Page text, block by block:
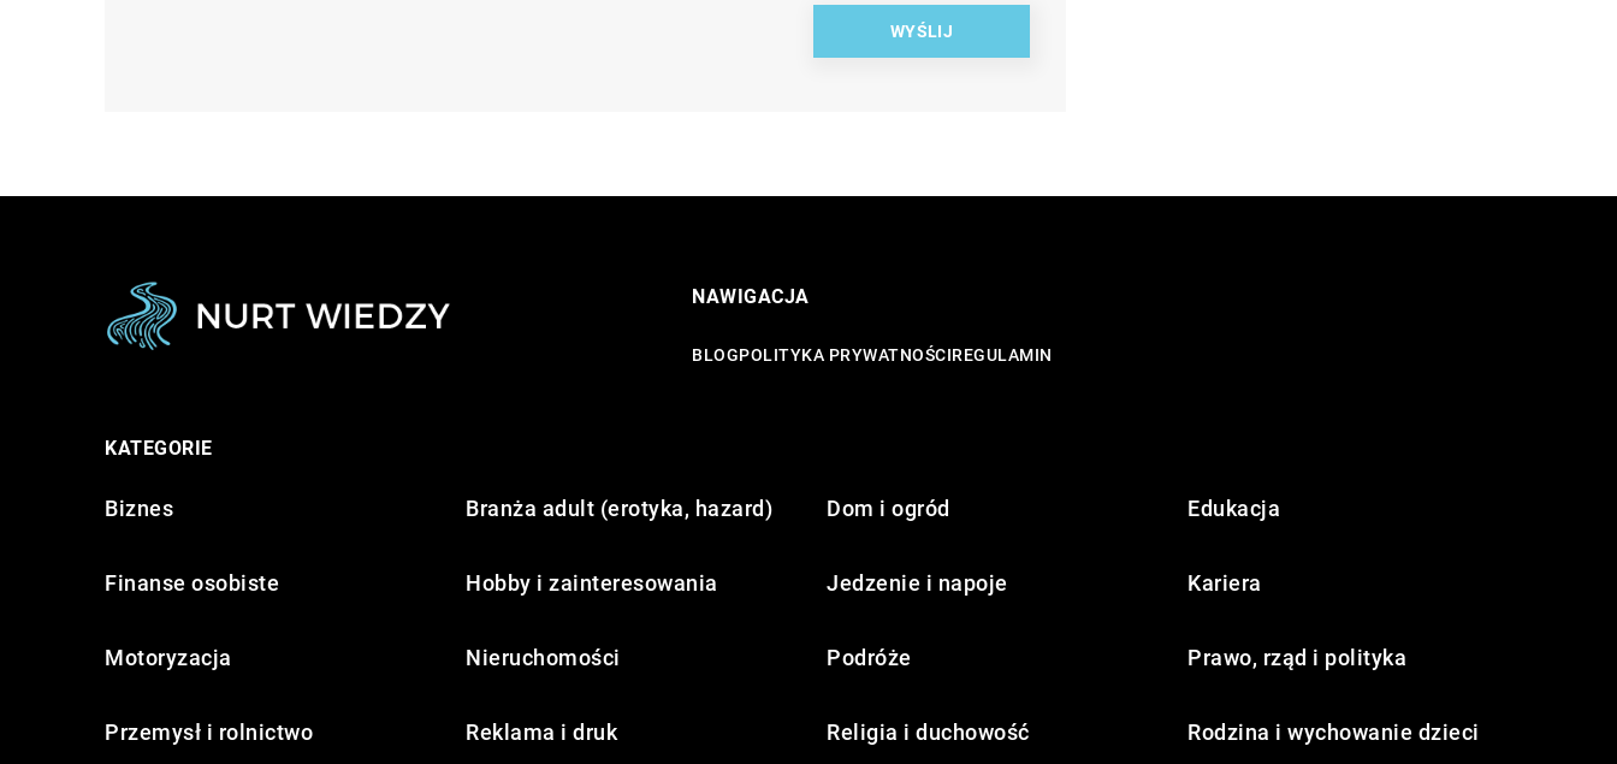
NAWIGACJA
BLOGPOLITYKA PRYWATNOŚCIREGULAMIN
KATEGORIE
Biznes Branża adult (erotyka, hazard) Dom i ogród Edukacja
Finanse osobiste Hobby i zainteresowania Jedzenie i napoje Kariera
Motoryzacja Nieruchomości Podróże Prawo, rząd i polityka
Przemysł i rolnictwo Reklama i druk Religia i duchowość Rodzina i wychowanie dzieci